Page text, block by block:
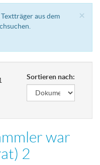
×
aus dem
Sortieren nach:
war
2